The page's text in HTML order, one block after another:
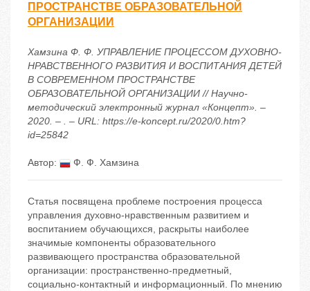
ПРОСТРАНСТВЕ ОБРАЗОВАТЕЛЬНОЙ
ОРГАНИЗАЦИИ
Хамзина Ф. Ф. УПРАВЛЕНИЕ ПРОЦЕССОМ ДУХОВНО-
НРАВСТВЕННОГО РАЗВИТИЯ И ВОСПИТАНИЯ ДЕТЕЙ
В СОВРЕМЕННОМ ПРОСТРАНСТВЕ
ОБРАЗОВАТЕЛЬНОЙ ОРГАНИЗАЦИИ // Научно-
методический электронный журнал «Концепт». –
2020. – . – URL: https://e-koncept.ru/2020/0.htm?
id=25842
Автор: Ф. Ф. Хамзина
Статья посвящена проблеме построения процесса
управления духовно-нравственным развитием и
воспитанием обучающихся, раскрыты наиболее
значимые компоненты образовательного
развивающего пространства образовательной
организации: пространственно-предметный,
социально-контактный и информационный. По мнению